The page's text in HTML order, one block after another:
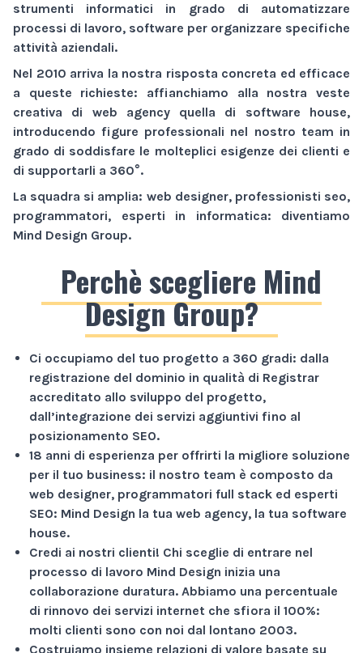
strumenti informatici in grado di automatizzare
processi di lavoro, software per organizzare specifiche
attività aziendali.
Nel 2010 arriva la nostra risposta concreta ed efficace
a queste richieste: affianchiamo alla nostra veste
creativa di web agencyquella di software house,
introducendo figure professionali nel nostro team in
grado di soddisfare le molteplici esigenze dei clienti e
di supportarli a 360°.
La squadra si amplia: web designer, professionisti seo,
programmatori, esperti in informatica: diventiamo
Mind Design Group.
Perchè scegliere Mind
Design Group?
Ci occupiamo del tuo progetto a 360 gradi: dalla
registrazione del dominio in qualità di Registrar
accreditato allo sviluppo del progetto,
dall’integrazione dei servizi aggiuntivi fino al
posizionamento SEO.
18 anni di esperienza per offrirti la migliore soluzione
per il tuo business: il nostro team è composto da
web designer, programmatori full stack ed esperti
SEO: Mind Design la tua web agency, la tua software
house.
Credi ai nostri clienti! Chi sceglie di entrare nel
processo di lavoro Mind Design inizia una
collaborazione duratura. Abbiamo una percentuale
di rinnovo dei servizi internet che sfiora il 100%:
molti clienti sono con noi dal lontano 2003.
Costruiamo insieme relazioni di valore basate su